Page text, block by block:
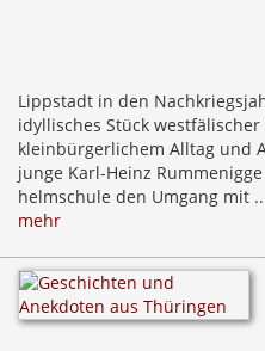
Lippstadt in den
idyllisches Stück
kleinbürgerlichem Alltag und
junge Karl-Heinz
helmschule den Umgang mit
mehr